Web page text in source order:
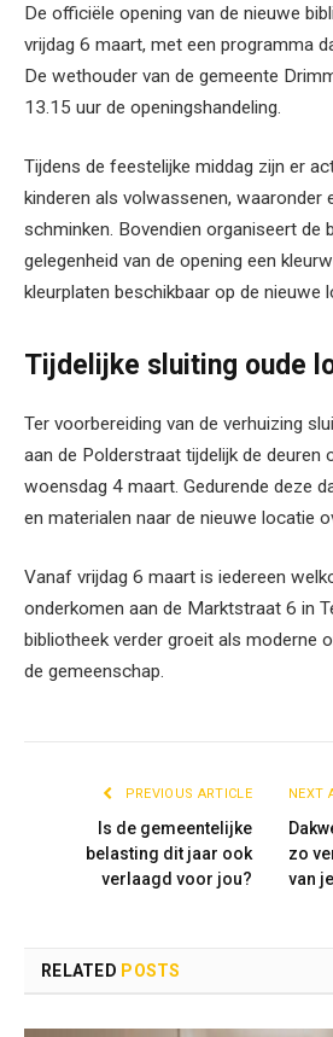
De officiële opening van de nieuwe
vrijdag 6 maart, met een programma
De wethouder van de gemeente
13.15 uur de openingshandeling.
Tijdens de feestelijke middag zijn er
kinderen als volwassenen, waaronder
schminken. Bovendien organiseert de
gelegenheid van de opening een
kleurplaten beschikbaar op de nieuwe
Tijdelijke sluiting oude
Ter voorbereiding van de verhuizing
aan de Polderstraat tijdelijk de deuren
woensdag 4 maart. Gedurende deze
en materialen naar de nieuwe locatie
Vanaf vrijdag 6 maart is iedereen
onderkomen aan de Marktstraat 6 in
bibliotheek verder groeit als moderne
de gemeenschap.
PREVIOUS ARTICLE
Is de gemeentelijke
belasting dit jaar ook
verlaagd voor jou?
NEXT
zo
van
RELATED POSTS